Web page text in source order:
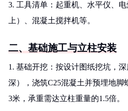
3. 工具清单：起重机、水平仪、
上）、混凝土搅拌机等。
二、基础施工与立柱安装
1. 基础开挖：按设计图纸挖坑，
深），浇筑C25混凝土并预埋地脚
3米，承重需达立柱重量的1.5倍。